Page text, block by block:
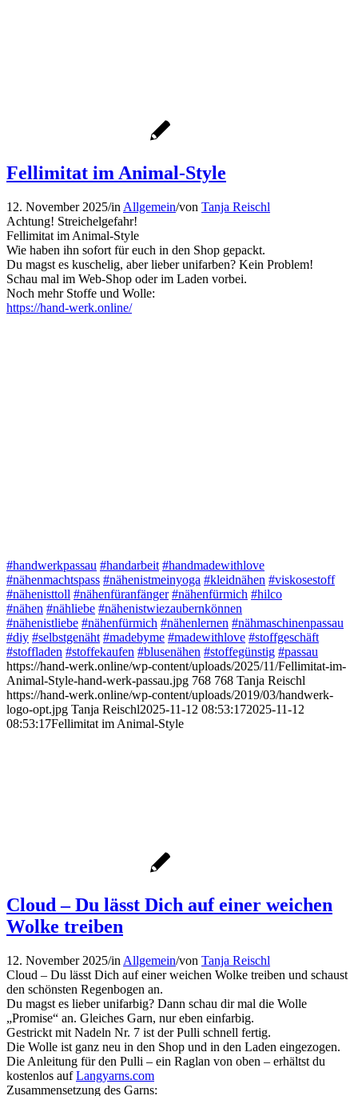
Fellimitat im Animal-Style
12. November 2025/in Allgemein/von Tanja Reischl
Achtung! Streichelgefahr!
Fellimitat im Animal-Style
Wie haben ihn sofort für euch in den Shop gepackt.
Du magst es kuschelig, aber lieber unifarben? Kein Problem!
Schau mal im Web-Shop oder im Laden vorbei.
Noch mehr Stoffe und Wolle:
https://hand-werk.online/
#handwerkpassau #handarbeit #handmadewithlove
#nähenmachtspass #nähenistmeinyoga #kleidnähen #viskosestoff
#nähenisttoll #nähenfüranfänger #nähenfürmich #hilco
#nähen #nähliebe #nähenistwiezaubernkönnen
#nähenistliebe #nähenfürmich #nähenlernen #nähmaschinenpassau
#diy #selbstgenäht #madebyme #madewithlove #stoffgeschäft
#stoffladen #stoffekaufen #blusenähen #stoffegünstig #passau
https://hand-werk.online/wp-content/uploads/2025/11/Fellimitat-im-
Animal-Style-hand-werk-passau.jpg 768 768 Tanja Reischl
https://hand-werk.online/wp-content/uploads/2019/03/handwerk-
logo-opt.jpg Tanja Reischl2025-11-12 08:53:172025-11-12
08:53:17Fellimitat im Animal-Style
Cloud – Du lässt Dich auf einer weichen
Wolke treiben
12. November 2025/in Allgemein/von Tanja Reischl
Cloud – Du lässt Dich auf einer weichen Wolke treiben und schaust
den schönsten Regenbogen an.
Du magst es lieber unifarbig? Dann schau dir mal die Wolle
„Promise“ an. Gleiches Garn, nur eben einfarbig.
Gestrickt mit Nadeln Nr. 7 ist der Pulli schnell fertig.
Die Wolle ist ganz neu in den Shop und in den Laden eingezogen.
Die Anleitung für den Pulli – ein Raglan von oben – erhältst du
kostenlos aufLangyarns.com
Zusammensetzung des Garns: